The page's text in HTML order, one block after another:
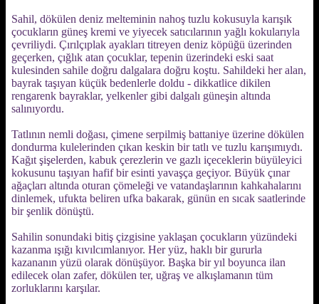
Sahil, dökülen deniz melteminin nahoş tuzlu kokusuyla karışık
çocukların güneş kremi ve yiyecek satıcılarının yağlı kokularıyla
çevriliydi. Çırılçıplak ayakları titreyen deniz köpüğü üzerinden
geçerken, çığlık atan çocuklar, tepenin üzerindeki eski saat
kulesinden sahile doğru dalgalara doğru koştu. Sahildeki her alan,
bayrak taşıyan küçük bedenlerle doldu - dikkatlice dikilen
rengarenk bayraklar, yelkenler gibi dalgalı güneşin altında
salınıyordu.
Tatlının nemli doğası, çimene serpilmiş battaniye üzerine dökülen
dondurma kulelerinden çıkan keskin bir tatlı ve tuzlu karışımıydı.
Kağıt şişelerden, kabuk çerezlerin ve gazlı içeceklerin büyüleyici
kokusunu taşıyan hafif bir esinti yavaşça geçiyor. Büyük çınar
ağaçları altında oturan çömeleği ve vatandaşlarının kahkahalarını
dinlemek, ufukta beliren ufka bakarak, günün en sıcak saatlerinde
bir şenlik dönüştü.
Sahilin sonundaki bitiş çizgisine yaklaşan çocukların yüzündeki
kazanma ışığı kıvılcımlanıyor. Her yüz, haklı bir gururla
kazananın yüzü olarak dönüşüyor. Başka bir yıl boyunca ilan
edilecek olan zafer, dökülen ter, uğraş ve alkışlamanın tüm
zorluklarını karşılar.